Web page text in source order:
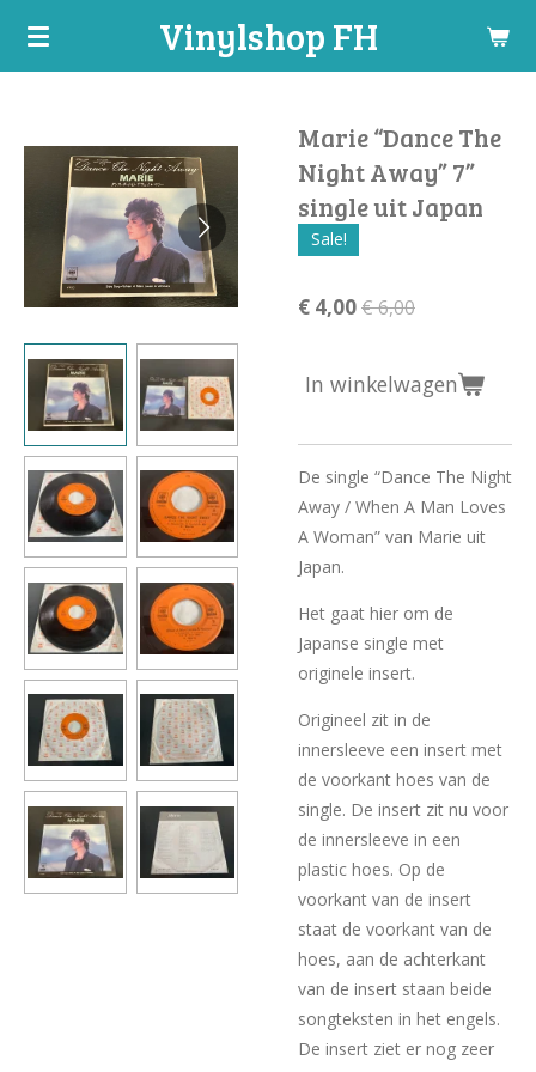
Ga
hoofdinhoud
Vinylshop FH
Marie “Dance The
Night Away” 7”
single uit Japan
Sale!
€ 4,00€ 6,00
In winkelwagen
De single “Dance The Night
Away / When A Man Loves
A Woman” van Marie uit
Japan.
Het gaat hier om de
Japanse single met
originele insert.
Origineel zit in de
innersleeve een insert met
de voorkant hoes van de
single. De insert zit nu voor
de innersleeve in een
plastic hoes. Op de
voorkant van de insert
staat de voorkant van de
hoes, aan de achterkant
van de insert staan beide
songteksten in het engels.
De insert ziet er nog zeer